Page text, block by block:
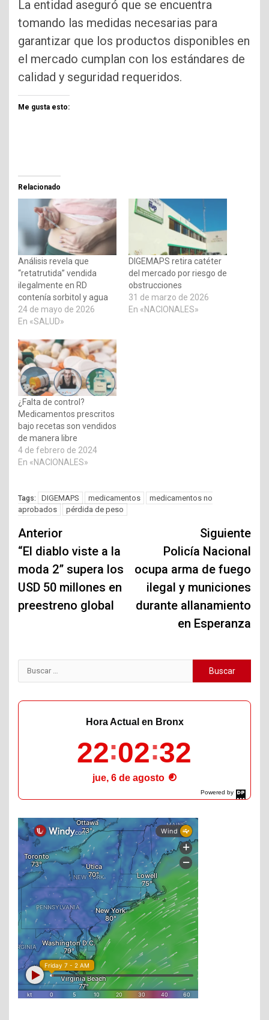
La entidad aseguró que se encuentra
tomando las medidas necesarias para
garantizar que los productos disponibles en
el mercado cumplan con los estándares de
calidad y seguridad requeridos.
Me gusta esto:
Relacionado
Análisis revela que
“retatrutida” vendida
ilegalmente en RD
contenía sorbitol y agua
24 de mayo de 2026
En «SALUD»
DIGEMAPS retira catéter
del mercado por riesgo de
obstrucciones
31 de marzo de 2026
En «NACIONALES»
¿Falta de control?
Medicamentos prescritos
bajo recetas son vendidos
de manera libre
4 de febrero de 2024
En «NACIONALES»
Tags: DIGEMAPS medicamentos
medicamentos no
aprobados
pérdida de peso
Navegación
de
entradas
Anterior
“El diablo viste a la
moda 2” supera los
USD 50 millones en
preestreno global
Siguiente
Policía Nacional
ocupa arma de fuego
ilegal y municiones
durante allanamiento
en Esperanza
Buscar:
Powered by
DaysPedia.com
Hora Actual en Bronx
22 02 33
jue, 6 de agosto